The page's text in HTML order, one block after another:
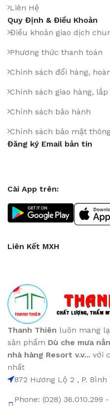
Liên Hệ
Quy Định & Điều Khoản
Điều khoản giao dịch
Phương thức thanh toán
Chính sách đổi hàng,
Chính sách giao hàng,
Chính sách bảo hành
Chính sách bảo mật
Đăng ký Email bản tin
Cài App trên:
Liên Kết MXH
Thanh Thiên luôn mang
sản phẩm Dù che mưa
nhà hàng Resort v.v... với
nhất
872 Hương Lộ 2 , P.
Phone: (028) 36.010.299